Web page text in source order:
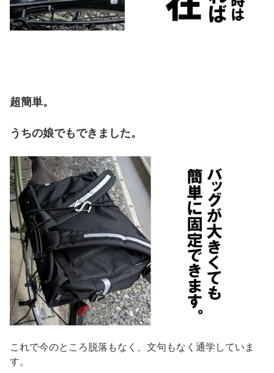
超簡単。
うちの娘でもできました。
これで今のところ脱落もなく、文句もなく通学していま
す。